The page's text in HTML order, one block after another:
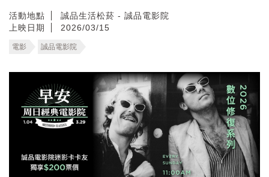
活動地點
誠品生活松菸 - 誠品電影院
上映日期
2026/03/15
電影 誠品電影院